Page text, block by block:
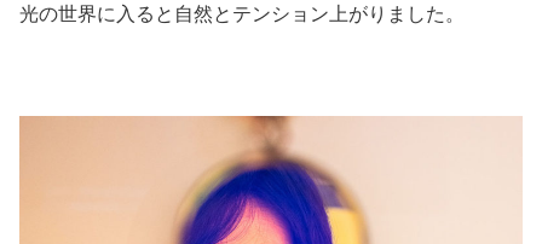
光の世界に入ると自然とテンション上がりました。